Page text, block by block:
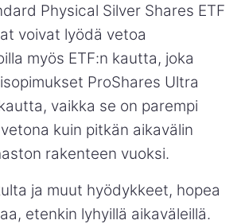
Physical Silver Shares ETF
voivat lyödä vetoa
myös ETF:n kautta, joka
ProShares Ultra
vaikka se on parempi
kuin pitkän aikavälin
rakenteen vuoksi.
ja muut hyödykkeet, hopea
etenkin lyhyillä aikaväleillä.